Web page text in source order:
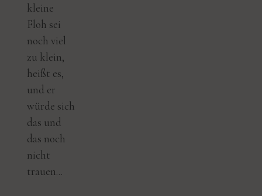
kleine
Floh sei
noch viel
zu klein,
heißt es,
und er
würde sich
das und
das noch
nicht
trauen...